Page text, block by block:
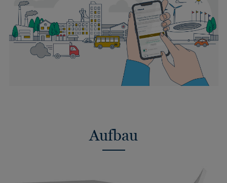
Aufbau